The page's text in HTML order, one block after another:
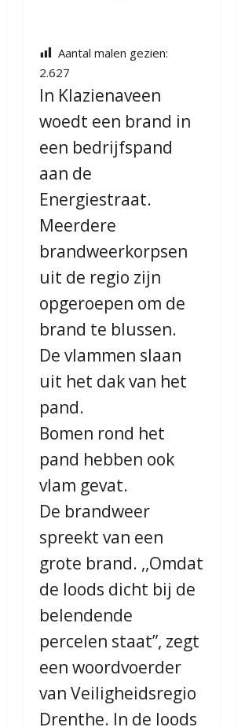
Aantal malen gezien:
2.627
In Klazienaveen
woedt een brand in
een bedrijfspand
aan de
Energiestraat.
Meerdere
brandweerkorpsen
uit de regio zijn
opgeroepen om de
brand te blussen.
De vlammen slaan
uit het dak van het
pand.
Bomen rond het
pand hebben ook
vlam gevat.
De brandweer
spreekt van een
grote brand. ,,Omdat
de loods dicht bij de
belendende
percelen staat”, zegt
een woordvoerder
van Veiligheidsregio
Drenthe. In de loods